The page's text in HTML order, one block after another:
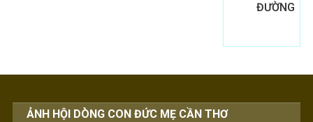
ĐƯỜNG
ẢNH HỘI DÒNG CON ĐỨC MẸ CẦN THƠ